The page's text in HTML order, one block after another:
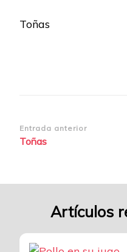
Toñas
Navegación
de
Entrada anterior
Toñas
Artículos